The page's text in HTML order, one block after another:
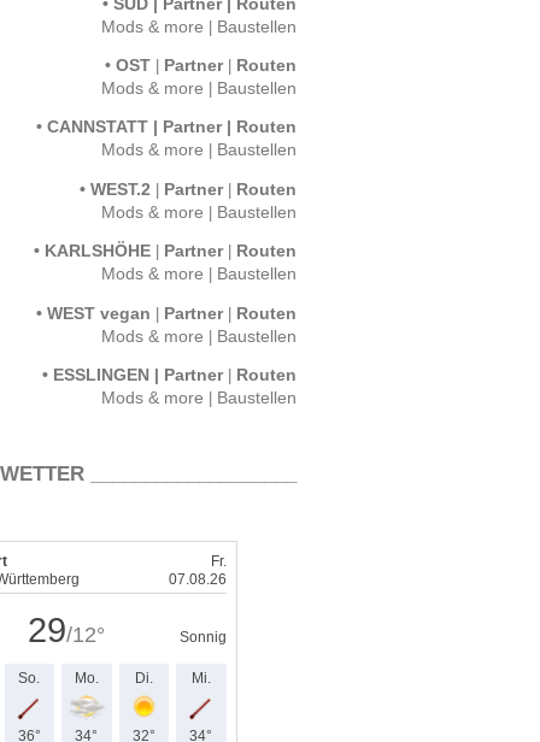
• | |
Mods & more | Baustellen
• OST Partner Routen
Mods & more Baustellen
• CANNSTATT| Partner| Routen
Mods & more Baustellen
• WEST.2 Partner| Routen
Mods & more Baustellen
• KARLSHÖHE| Partner| Routen
Mods & more Baustellen
• WEST vegan |Partner| Routen
Mods & more | Baustellen
• ESSLINGEN Partner Routen
Mods & more Baustellen
___________________